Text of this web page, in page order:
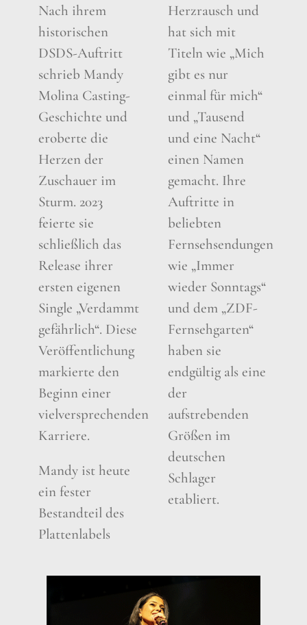
Nach ihrem
historischen
DSDS-Auftritt
schrieb Mandy
Molina Casting-
Geschichte und
eroberte die
Herzen der
Zuschauer im
Sturm. 2023
feierte sie
schließlich das
Release ihrer
ersten eigenen
Single „Verdammt
gefährlich“. Diese
Veröffentlichung
markierte den
Beginn einer
vielversprechenden
Karriere.
Mandy ist heute
ein fester
Bestandteil des
Plattenlabels
Herzrausch und
hat sich mit
Titeln wie „Mich
gibt es nur
einmal für mich“
und „Tausend
und eine Nacht“
einen Namen
gemacht. Ihre
Auftritte in
beliebten
Fernsehsendungen
wie „Immer
wieder Sonntags“
und dem „ZDF-
Fernsehgarten“
haben sie
endgültig als eine
der
aufstrebenden
Größen im
deutschen
Schlager
etabliert.